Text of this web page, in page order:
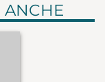
ANCHE